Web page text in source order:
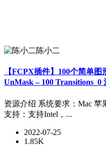
陈小二
【FCPX插件】100个简单
UnMask – 100 Transitions_0
资源介绍 系统要求：Mac
支持：支持Intel，...
2022-07-25
1.85K